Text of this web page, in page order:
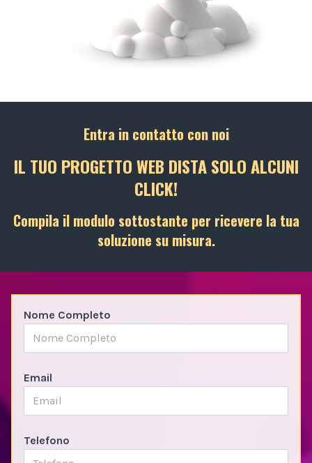
Entra in contatto con noi
IL TUO PROGETTO WEB DISTA SOLO ALCUNI
CLICK!
Compila il modulo sottostante per ricevere la tua
soluzione su misura.
Nome Completo
Email
Telefono